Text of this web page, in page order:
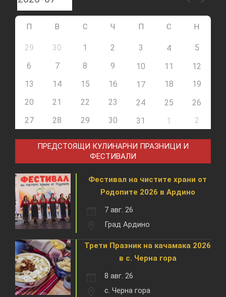
П В С Ч П С Н
29 30 1 2 3 4
5
6
7 8 9 10 11
12
13
14 15 16 17 18
19
20
21 22 23 24 25
26
27
28 29 30 31 1 2
ПРЕДСТОЯЩИ КУЛИНАРНИ ПРАЗНИЦИ И
ФЕСТИВАЛИ
Фестивал на чистите храни от
Родопите 2026 в Ардино
7 авг. 26
Град Ардино
Трети Празник на качамака 2026
в с. Черна гора
8 авг. 26
с. Черна гора